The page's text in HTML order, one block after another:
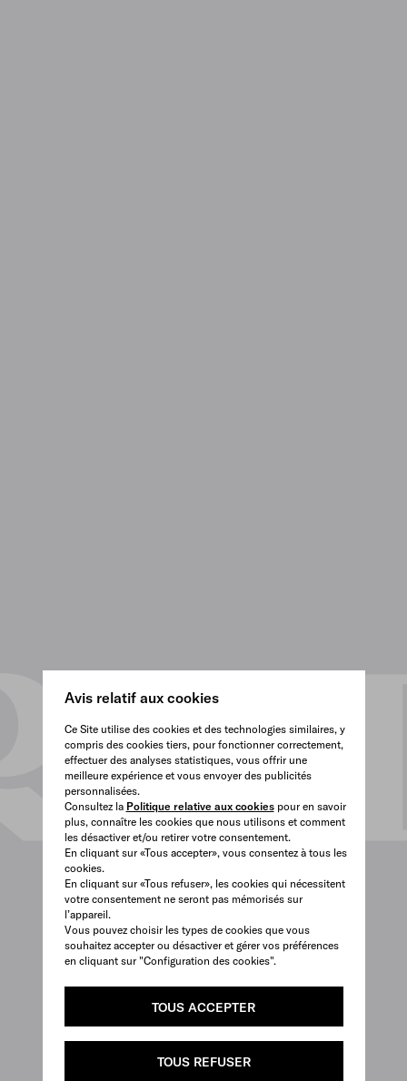
Avis relatif aux cookies
Ce Site utilise des cookies et des technologies similaires, y
compris des cookies tiers, pour fonctionner correctement,
effectuer des analyses statistiques, vous offrir une
meilleure expérience et vous envoyer des publicités
personnalisées.
Consultez la Politique relative aux cookiespour en savoir
plus, connaître les cookies que nous utilisons et comment
les désactiver et/ou retirer votre consentement.
En cliquant sur «Tous accepter», vous consentez à tous les
cookies.
En cliquant sur «Tous refuser», les cookies qui nécessitent
votre consentement ne seront pas mémorisés sur
l’appareil.
Vous pouvez choisir les types de cookies que vous
souhaitez accepter ou désactiver et gérer vos préférences
en cliquant sur "Configuration des cookies".
TOUS ACCEPTER
TOUS REFUSER